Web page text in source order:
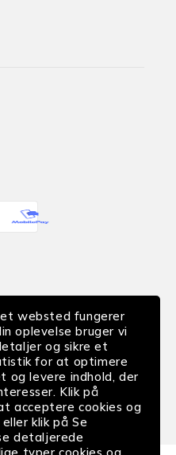
websted fungerer
oplevelse bruger vi
og sikre et
for at optimere
levere indhold, der
Klik på
acceptere cookies og
klik på Se
detaljerede